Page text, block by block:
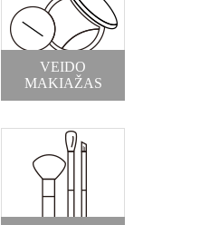
VEIDO
MAKIAŽAS